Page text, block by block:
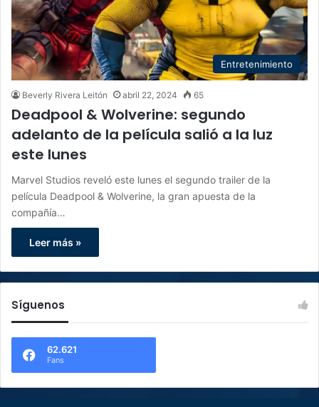
Entretenimiento
Beverly Rivera Leitón abril 22, 2024 65
Deadpool & Wolverine: segundo
adelanto de la película salió a la luz
este lunes
Marvel Studios reveló este lunes el segundo trailer de la
película Deadpool & Wolverine, la gran apuesta de la
compañía…
Leer más »
Síguenos
62.621
Fans